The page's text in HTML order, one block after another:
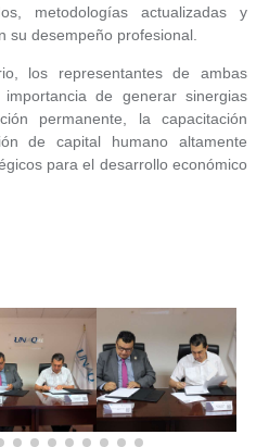
metodologías actualizadas y
su desempeño profesional.
los representantes de ambas
de generar sinergias
permanente, la capacitación
de capital humano altamente
para el desarrollo económico